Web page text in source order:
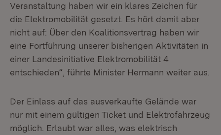
Veranstaltung haben wir ein klares Zeichen für
die Elektromobilität gesetzt. Es hört damit aber
nicht auf: Über den Koalitionsvertrag haben wir
eine Fortführung unserer bisherigen Aktivitäten in
einer Landesinitiative Elektromobilität 4
entschieden“, führte Minister Hermann weiter aus.
Der Einlass auf das ausverkaufte Gelände war
nur mit einem gültigen Ticket und Elektrofahrzeug
möglich. Erlaubt war alles, was elektrisch